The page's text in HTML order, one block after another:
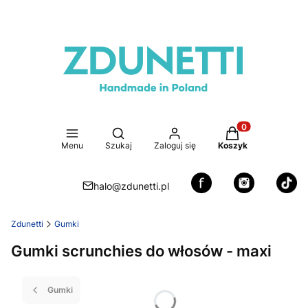
Menu
Otwórz wyszukiwarkę
Szukaj Zaloguj się
Produkty w
Koszyk
halo@zdunetti.pl
Zdunetti Gumki
Gumki scrunchies do włosów - maxi
Gumki